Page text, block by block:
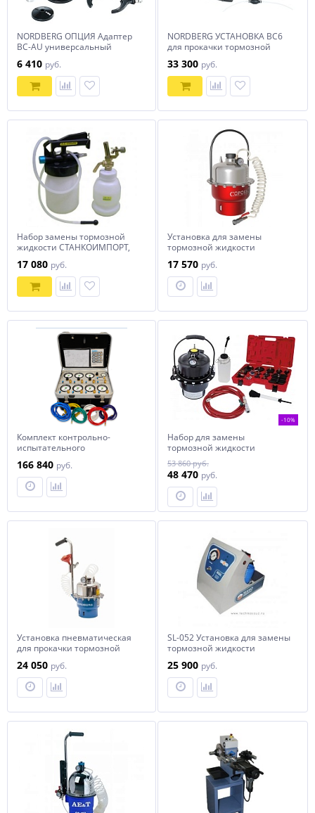
NORDBERG ОПЦИЯ Адаптер
BC-AU универсальный
BC6
6 410 руб.
NORDBERG УСТАНОВКА BC6
для прокачки тормозной
33 300 руб.
Набор замены тормозной
жидкости СТАНКОИМПОРТ,
17 080 руб.
Установка для замены
тормозной жидкости
17 570 руб.
Комплект контрольно-
испытательного
портативный
166 840 руб.
-10%
Набор для замены
тормозной жидкости
СТАНКОИМПОРТ, KA-6545
53 860 руб.
48 470 руб.
Установка пневматическая
для прокачки тормозной
сцепления, объем 6 л.
Nordberg BC5
24 050 руб.
SL-052 Установка для замены
тормозной жидкости
25 900 руб.